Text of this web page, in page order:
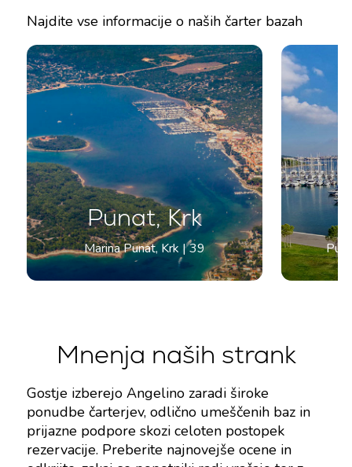
Najdite vse informacije o naših čarter bazah
Punat, Krk
Marina Punat, Krk | 39
Mnenja naših strank
Gostje izberejo Angelino zaradi široke
ponudbe čarterjev, odlično umeščenih baz in
prijazne podpore skozi celoten postopek
rezervacije. Preberite najnovejše ocene in